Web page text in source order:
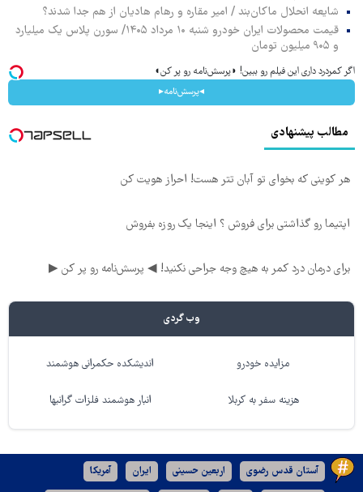
شایعه انحلال ماکان‌بند / امیر مقاره و رهام هادیان از هم جدا شدند؟
قیمت محصولات ایران خودرو شنبه ۱۰ مرداد ۱۴۰۵/ سورن پلاس یک میلیارد
و ۹۰۵ میلیون تومان
اگر کمردرد داری این فیلم رو ببین! ◗پرسش‌نامه رو پر کن◖
◂پرسش‌نامه▸
مطالب پیشنهادی
هر کوینی که بخوای تو آبان تتر هست! احراز هویت کن
اپتیما رو گذاشتی برای فروش ؟ اینجا یک روزه بفروش
برای درمان درد کمر به هیچ وجه جراحی نکنید! ◀ پرسش‌نامه رو پر کن ▶
وب گردی
مزایده خودرو اندیشکده حکمرانی هوشمند
هزینه سفر به کربلا انبار هوشمند فلزات گرانبها
آستان قدس رضوی اربعین حسینی ایران آمریکا